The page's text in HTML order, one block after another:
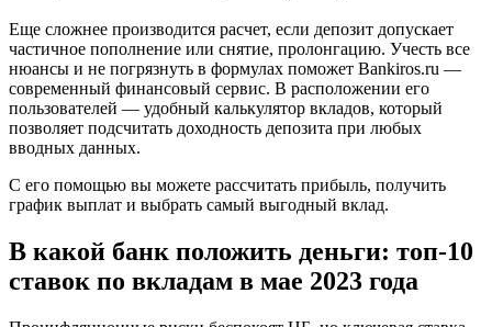
Еще сложнее производится расчет, если депозит допускает
частичное пополнение или снятие, пролонгацию. Учесть все
нюансы и не погрязнуть в формулах поможет Bankiros.ru —
современный финансовый сервис. В расположении его
пользователей — удобный калькулятор вкладов, который
позволяет подсчитать доходность депозита при любых
вводных данных.
С его помощью вы можете рассчитать прибыль, получить
график выплат и выбрать самый выгодный вклад.
В какой банк положить деньги: топ-10
ставок по вкладам в мае 2023 года